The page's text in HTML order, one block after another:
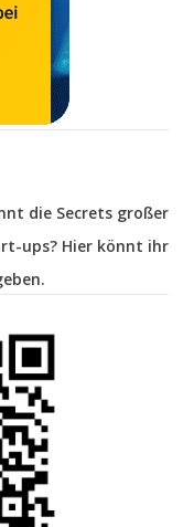
die Secrets großer
ups? Hier könnt ihr